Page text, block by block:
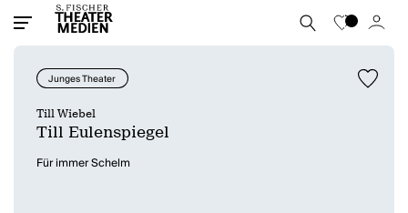
Junges Theater
Till Wiebel
Till Eulenspiegel
Für immer Schelm